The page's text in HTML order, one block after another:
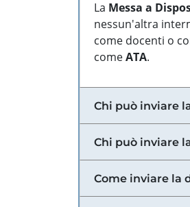
La Messa a
nessun'altra
come docenti o
comeATA.
Chi può inviare
Chi può inviare
Come inviare la